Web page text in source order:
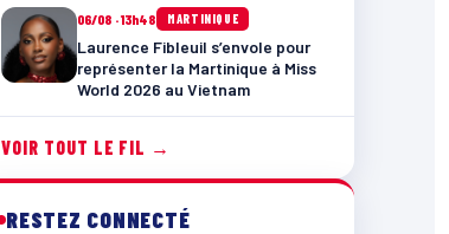
06/08 · 13h48 MARTINIQUE
Laurence Fibleuil s’envole pour
représenter la Martinique à Miss
World 2026 au Vietnam
VOIR TOUT LE FIL →
RESTEZ CONNECTÉ